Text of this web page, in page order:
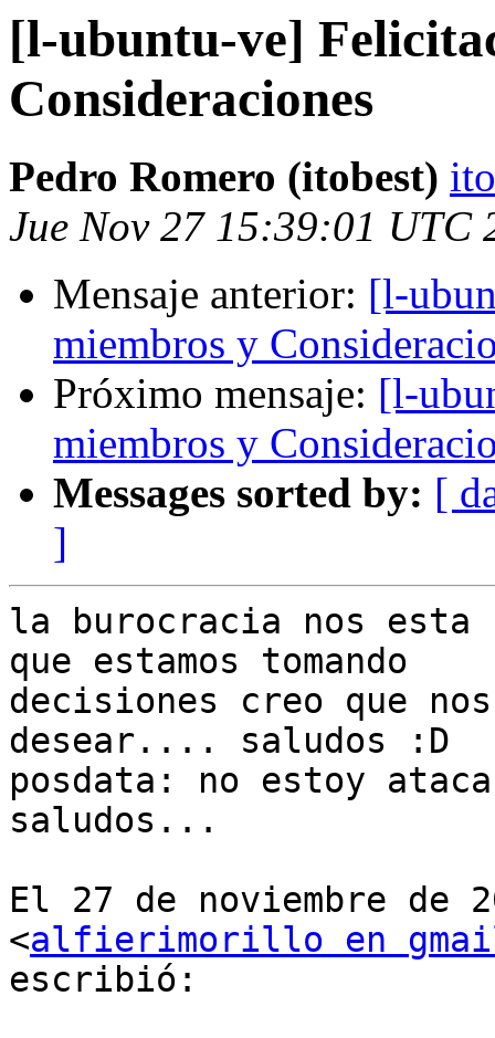
[l-ubuntu-ve]
Consideraciones
Pedro Romero (itobest)
Jue Nov 27 15:39:01 UTC
Mensaje anterior: [l-
miembros y
Próximo mensaje: [l-
miembros y
Messages sorted by: [
]
la burocracia nos esta
que estamos tomando
decisiones creo que
desear.... saludos :D
posdata: no estoy
saludos...
El 27 de noviembre
<alfierimorillo en
escribió: